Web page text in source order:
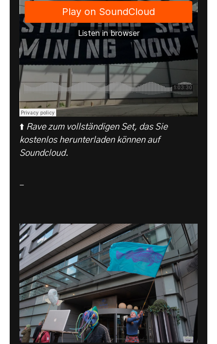
⬆️ Rave zum vollständigen Set, das Sie
kostenlos herunterladen können auf
Soundcloud.
-